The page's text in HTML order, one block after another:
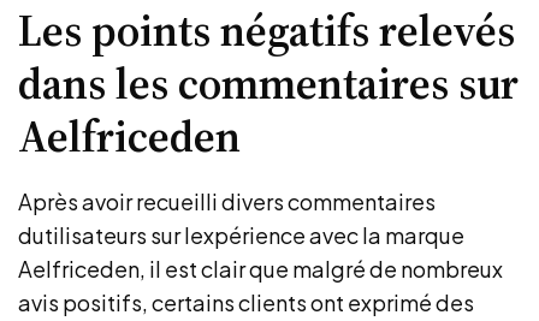
Les points négatifs relevés
dans les commentaires sur
Aelfriceden
Après avoir recueilli divers commentaires
dutilisateurs sur lexpérience avec la marque
Aelfriceden, il est clair que malgré de nombreux
avis positifs, certains clients ont exprimé des